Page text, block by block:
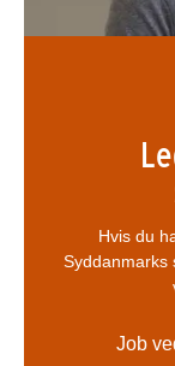
Hvis du
Syddanmarks
Job